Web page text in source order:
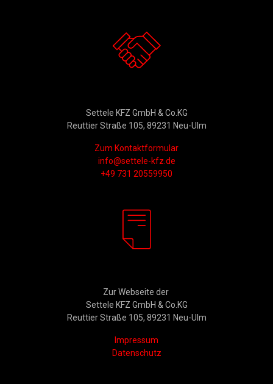
Settele KFZ GmbH & Co.KG
Reuttier Straße 105, 89231 Neu-Ulm
Zum Kontaktformular
info@settele-kfz.de
+49 731 20559950
Zur Webseite der
Settele KFZ GmbH & Co.KG
Reuttier Straße 105, 89231 Neu-Ulm
Impressum
Datenschutz